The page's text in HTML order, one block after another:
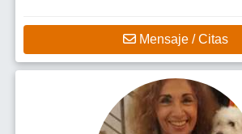
Mensaje / Citas